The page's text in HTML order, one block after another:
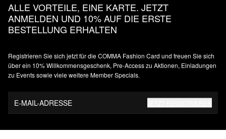
ALLE VORTEILE, EINE KARTE. JETZT
ANMELDEN UND 10% AUF DIE ERSTE
BESTELLUNG ERHALTEN
Registrieren Sie sich jetzt für die COMMA Fashion Card und freuen Sie sich
über ein 10% Willkommensgeschenk, Pre-Access zu Aktionen, Einladungen
zu Events sowie viele weitere Member Specials.
E-MAIL-ADRESSE